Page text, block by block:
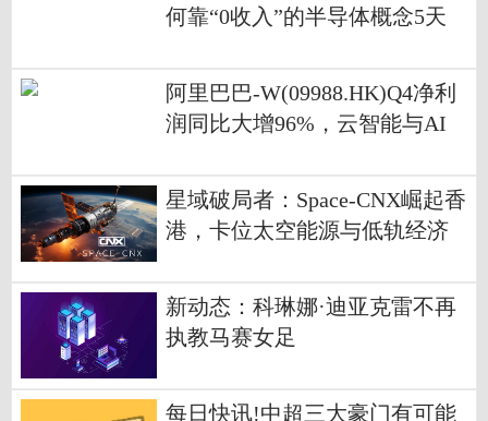
何靠“0收入”的半导体概念5天
阿里巴巴-W(09988.HK)Q4净利
润同比大增96%，云智能与AI
星域破局者：Space-CNX崛起香
港，卡位太空能源与低轨经济
新动态：科琳娜·迪亚克雷不再
执教马赛女足
每日快讯!中超三大豪门有可能